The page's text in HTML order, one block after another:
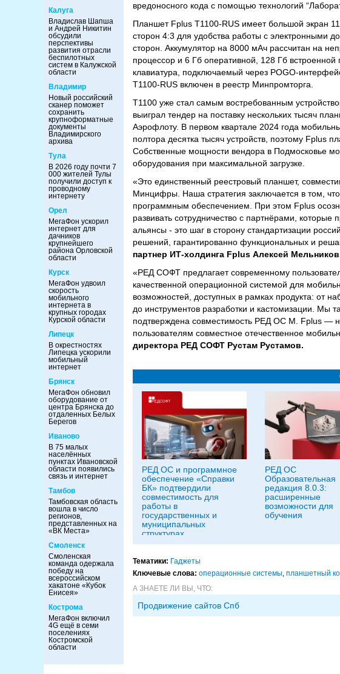
Калуга
Владислав Шапша
и Андрей Никитин
обсудили
перспективы
развития отрасли
беспилотных
систем в Калужской
области
Владимир
Новый российский
сканер поможет
сохранить
крупноформатные
документы
Владимирского
архива
Тула
В 2026 году почти 7
000 жителей Тулы
получили доступ к
проводному
интернету
Орел
МегаФон ускорил
интернет для
дачников
крупнейшего
района Орловской
области
Курск
МегаФон удвоил
скорость
мобильного
интернета в
крупных городах
Курской области
Липецк
В окрестностях
Липецка ускорили
мобильный
интернет
Брянск
МегаФон обновил
оборудование от
центра Брянска до
отдаленных Белых
Берегов
Иваново
В 75 малых
населённых
пунктах Ивановской
области появились
связь и интернет
Тамбов
Тамбовская область
вошла в число
регионов,
представленных на
«ВК Места»
Смоленск
Смоленская
команда одержала
победу на
всероссийском
хакатоне «Кубок
Енисея»
Кострома
МегаФон включил
4G ещё в семи
поселениях
Костромской
области
вредоносного кода с помощью технологий
Планшет Fplus T1100-RUS имеет большой экран
сторон 4:3 для удобства работы с электронными
сторон. Аккумулятор на 8000 мАч рассчитан на
процессор и 6 Гб оперативной, 128 Гб
клавиатура, подключаемый через POGO-
T1100-RUS включен в реестр Минпромторга.
Т1100 уже стал самым востребованным
выиграл тендер на поставку нескольких тысяч
Аэрофлоту. В первом квартале 2024 года
полтора десятка тысяч устройств, поэтому Fplus
Собственные мощности вендора в Подмосковье
оборудования при максимальной загрузке.
«Это единственный реестровый планшет,
Минцифры. Наша стратегия заключается в том,
программным обеспечением. При этом Fplus
развивать сотрудничество с партнёрами,
альянсы - это шаг в сторону стандартизации
решений, гарантированно функциональных и
партнер ИТ-холдинга Fplus Алексей
«РЕД СОФТ предлагает современному
качественной операционной системой для
возможностей, доступных в рамках продукта: от
до инструментов разработки и кастомизации. Мы
подтверждена совместимость РЕД ОС М. Fplus —
пользователям совместное отечественное
директора РЕД СОФТ Рустам Рустамов.
РЕД ОС и программное
обеспечение «Справки
БК» подтвердили
совместимость для
работы в
государственных и
муниципальных
структурах
РЕД ОС
Образовательная
редакция 8.0.3:
расширенные
возможности для
обучения
Тематики: Гаджеты
Ключевые слова: операционные системы, планшетный
А ЗНАЕТЕ ЛИ ВЫ, ЧТО:
Продвижение сайтов Спб